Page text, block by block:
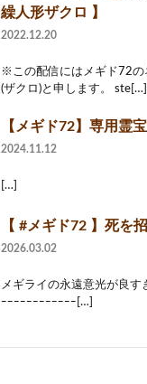
繰人形ザクロ 】
2022.12.20
※この配信にはメギド72の
(ザクロ)と申します。 ste[…]
【メギド72】専用霊
2024.11.12
[…]
【 #メギド72 】死を
2026.03.02
メギライの永遠意光が良
ｰｰｰｰｰｰｰｰｰｰｰｰ[…]